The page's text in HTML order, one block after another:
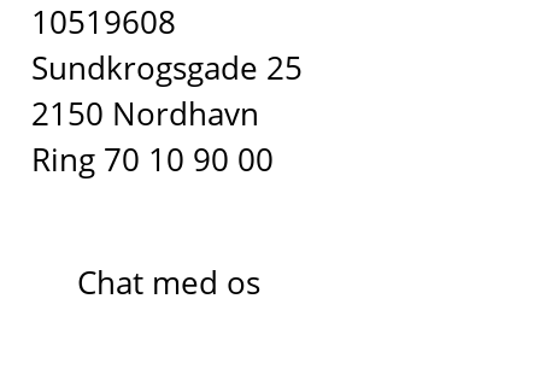
10519608
Sundkrogsgade 25
2150 Nordhavn
Ring 70 10 90 00
Chat med os